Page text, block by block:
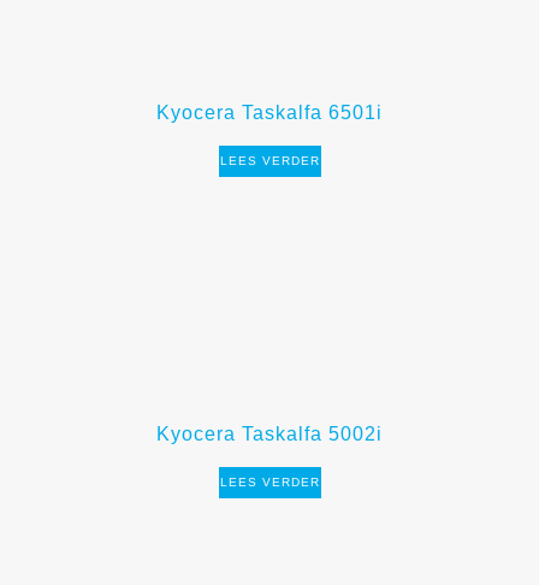
Kyocera Taskalfa 6501i
LEES VERDER
Kyocera Taskalfa 5002i
LEES VERDER